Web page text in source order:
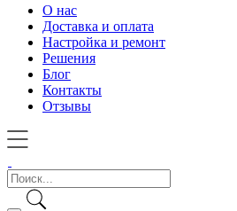
О нас
Доставка и оплата
Настройка и ремонт
Решения
Блог
Контакты
Отзывы